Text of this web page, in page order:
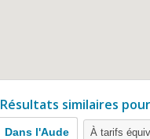
Résultats similaires
Dans l'Aude À tarifs